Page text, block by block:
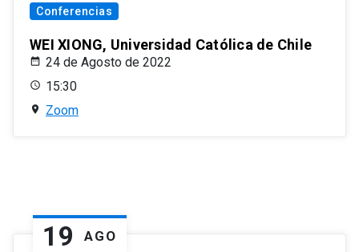
Conferencias
WEI XIONG, Universidad Católica de Chile
24 de Agosto de 2022
15:30
Zoom
19 AGO